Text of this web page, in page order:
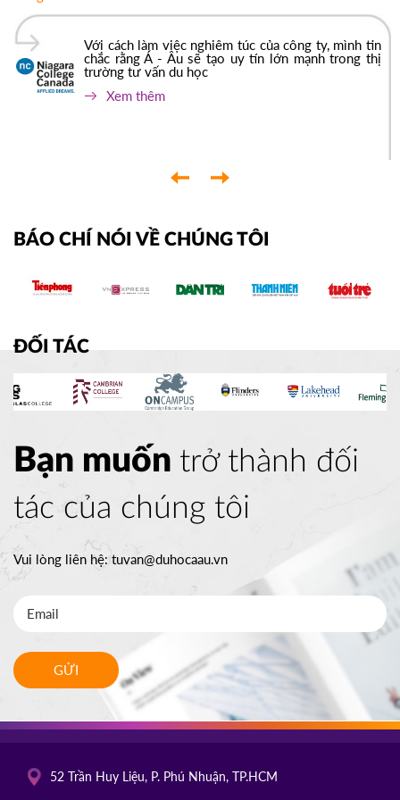
Với cách làm việc nghiêm túc của công ty, mình tin
chắc rằng Á - Âu sẽ tạo uy tín lớn mạnh trong thị
trường tư vấn du học
Xem thêm
‹
›
BÁO CHÍ NÓI VỀ CHÚNG TÔI
ĐỐI TÁC
Bạn muốn trở thành đối
tác của chúng tôi
Vui lòng liên hệ: tuvan@duhocaau.vn
GỬI
52 Trần Huy Liệu, P. Phú Nhuận, TP.HCM